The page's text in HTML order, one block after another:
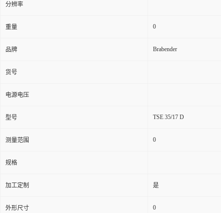
分辨率
重量 0
品牌 Brabender
货号
电源电压
型号 TSE 35/17 D
测量范围 0
规格
加工定制 是
外形尺寸 0